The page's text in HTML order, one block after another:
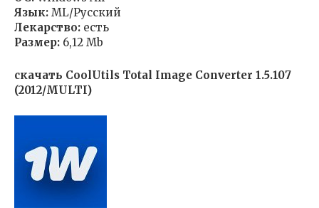
Язык: ML/Русский
Лекарство: есть
Размер: 6,12 Mb
скачать CoolUtils Total Image Converter 1.5.107
(2012/MULTI)